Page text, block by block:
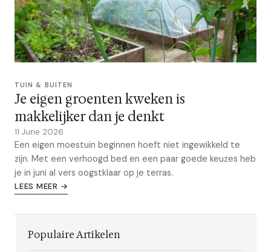
TUIN & BUITEN
Je eigen groenten kweken is
makkelijker dan je denkt
11 June 2026
Een eigen moestuin beginnen hoeft niet ingewikkeld te
zijn. Met een verhoogd bed en een paar goede keuzes heb
je in juni al vers oogstklaar op je terras.
LEES MEER →
Populaire Artikelen